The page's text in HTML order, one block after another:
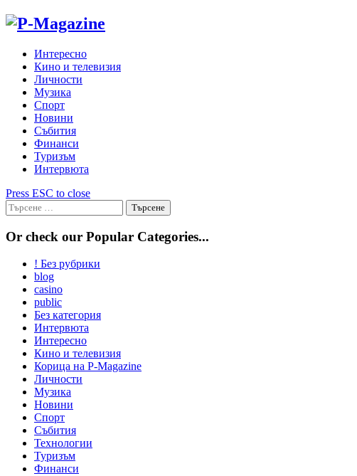
Skip
Интересно
Кино и телевизия
Личности
Музика
Спорт
Новини
Събития
Финанси
Туризъм
Интервюта
Press ESC to close
Търсене
за:
Or check our Popular Categories...
! Без рубрики
blog
casino
public
Без категория
Интервюта
Интересно
Кино и телевизия
Корица на P-Magazine
Личности
Музика
Новини
Спорт
Събития
Технологии
Туризъм
Финанси